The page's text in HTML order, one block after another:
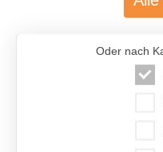
Oder nach